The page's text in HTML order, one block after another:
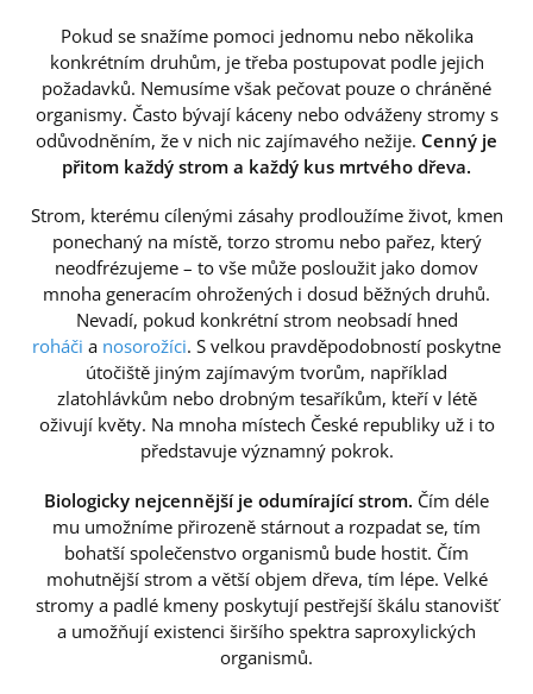
Pokud se snažíme pomoci jednomu nebo několika
konkrétním druhům, je třeba postupovat podle jejich
požadavků. Nemusíme však pečovat pouze o chráněné
organismy. Často bývají káceny nebo odváženy stromy s
odůvodněním, že v nich nic zajímavého nežije. Cenný je
přitom každý strom a každý kus mrtvého dřeva.
Strom, kterému cílenými zásahy prodloužíme život, kmen
ponechaný na místě, torzo stromu nebo pařez, který
neodfrézujeme – to vše může posloužit jako domov
mnoha generacím ohrožených i dosud běžných druhů.
Nevadí, pokud konkrétní strom neobsadí hned
roháči a nosorožíci. S velkou pravděpodobností poskytne
útočiště jiným zajímavým tvorům, například
zlatohlávkům nebo drobným tesaříkům, kteří v létě
oživují květy. Na mnoha místech České republiky už i to
představuje významný pokrok.
Biologicky nejcennější je odumírající strom. Čím déle
mu umožníme přirozeně stárnout a rozpadat se, tím
bohatší společenstvo organismů bude hostit. Čím
mohutnější strom a větší objem dřeva, tím lépe. Velké
stromy a padlé kmeny poskytují pestřejší škálu stanovišť
a umožňují existenci širšího spektra saproxylických
organismů.